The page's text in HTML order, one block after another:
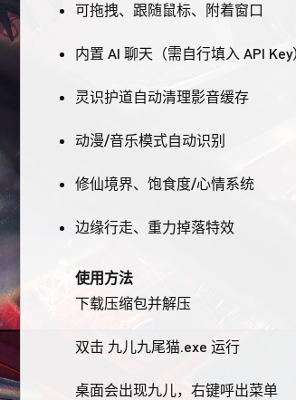
可拖拽、跟随鼠标、附着窗口
内置 AI 聊天（需自行填入 API Key
灵识护道自动清理影音缓存
动漫/音乐模式自动识别
修仙境界、饱食度/心情系统
边缘行走、重力掉落特效
使用方法
下载压缩包并解压
双击 九儿九尾猫.exe 运行
桌面会出现九儿，右键呼出菜单